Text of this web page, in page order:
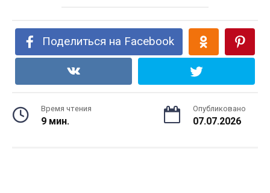
Поделиться на Facebook
Время чтения
9 мин.
Опубликовано
07.07.2026